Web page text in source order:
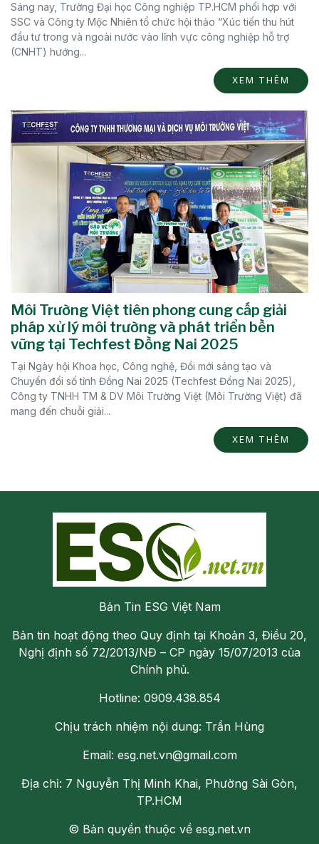
Sáng nay, Trường Đại học Công nghiệp TP.HCM phối hợp với
SSC và Công ty Mộc Nhiên tổ chức hội thảo “Xúc tiến thu hút
đầu tư trong và ngoài nước vào lĩnh vực công nghiệp hỗ trợ
(CNHT) hướng...
XEM THÊM
Môi Trường Việt tiên phong cung cấp giải
pháp xử lý môi trường và phát triển bền
vững tại Techfest Đồng Nai 2025
Tại Ngày hội Khoa học, Công nghệ, Đổi mới sáng tạo và
Chuyển đổi số tỉnh Đồng Nai 2025 (Techfest Đồng Nai 2025),
Công ty TNHH TM & DV Môi Trường Việt (Môi Trường Việt) đã
mang đến chuỗi giải...
XEM THÊM
Bản Tin ESG Việt Nam
Bản tin hoạt động theo Quy định tại Khoản 3, Điều 20,
Nghị định số 72/2013/NĐ – CP ngày 15/07/2013 của
Chính phủ.
Hotline: 0909.438.854
Chịu trách nhiệm nội dung: Trần Hùng
Email: esg.net.vn@gmail.com
Địa chỉ: 7 Nguyễn Thị Minh Khai, Phường Sài Gòn,
TP.HCM
© Bản quyền thuộc về esg.net.vn